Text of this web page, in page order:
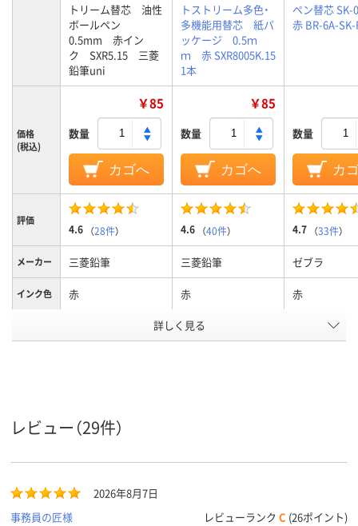
トリーム替芯 油性
ボールペン
0.5mm 赤イン
ク SXR5.15 三菱
鉛筆uni
トストリーム多色・
多機能用替芯 紙パ
ッケージ 0.5ｍ
ｍ 赤 SXR8005K.15
1本
ペン替芯 SK-
赤 BR-6A-SK-
価格
(税込)
￥85
数量
カゴへ
￥85
数量
カゴへ
数量
カ
評価
4.6 （28件） 4.6 （40件） 4.7 （33件）
メーカー 三菱鉛筆 三菱鉛筆 ゼブラ
インク色 赤 赤 赤
0.5mm
アスクル
商品環境
詳しく見る
レビュー（29件）
2026年8月7日
事務員の匠様
レビューランク C (26ポイント)